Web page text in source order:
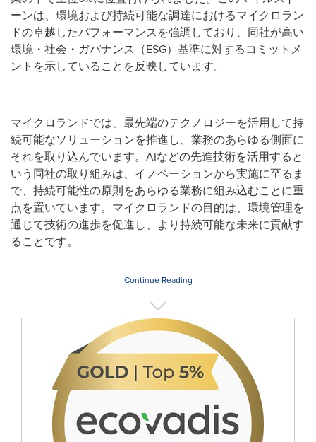
ーンは、環境および持続可能な調達におけるマイクロラン
ドの卓越したパフォーマンスを強調しており、同社が高い
環境・社会・ガバナンス（ESG）基準に対するコミットメ
ントを示していることを反映しています。
マイクロランドでは、最先端のテクノロジーを活用して持
続可能なソリューションを推進し、業務のあらゆる側面に
それを取り込んでいます。AIなどの先進技術を活用すると
いう同社の取り組みは、イノベーションから実施に至るま
で、持続可能性の原則をあらゆる業務に組み込むことに重
点を置いています。マイクロランドの目的は、環境管理を
通じて技術の進歩を促進し、より持続可能な未来に貢献す
ることです。
Continue Reading